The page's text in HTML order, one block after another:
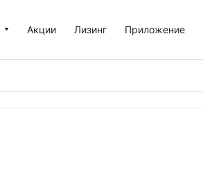
Акции Лизинг Приложение